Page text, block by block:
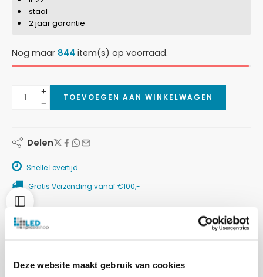
Deze website maakt gebruik van cookies
staal
2 jaar garantie
Nog maar 844 item(s) op voorraad.
TOEVOEGEN AAN WINKELWAGEN
Delen
Snelle Levertijd
Gratis Verzending vanaf €100,-